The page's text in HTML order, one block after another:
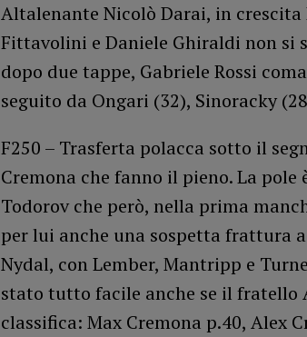
Altalenante Nicolò Darai, in crescita
Fittavolini e Daniele Ghiraldi non si
dopo due tappe, Gabriele Rossi
seguito da Ongari (32), Sinoracky
F250 – Trasferta polacca sotto il
Cremona che fanno il pieno. La
Todorov che però, nella prima
per lui anche una sospetta frattura
Nydal, con Lember, Mantripp e
stato tutto facile anche se il fratello
classifica: Max Cremona p.40, Alex